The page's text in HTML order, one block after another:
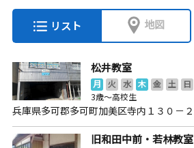
リスト 地図
松井教室
月 火 水 木 金 土
日
3歳～高校生
兵庫県多可郡多可町加美区寺内１３０－２
旧和田中前・若林教室